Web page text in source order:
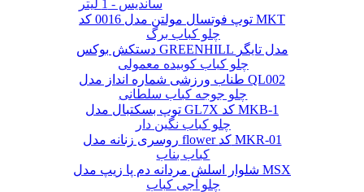
ساندیس - 1 لیتر
چلو کباب برگ
چلو کباب کوبیده معمولی
چلو جوجه کباب سلطانی
چلو کباب نگین دار
کباب بناب
چلو آجی کباب
توپ فوتسال مولتن مدل 0016 کد MKT
دستکش بوکس GREENHILL مدل تایگر
طناب ورزشی شماره انداز مدل QL002
توپ بسکتبال مدل GL7X کد MKB-1
روسری زنانه مدل flower کد MKR-01
شلوار اسلش مردانه دم پا زیپ مدل MSX